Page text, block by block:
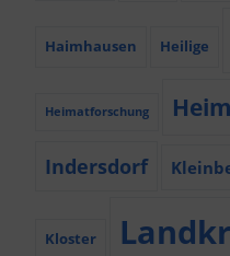
Haimhausen Heilige
Heimatforschung
Indersdorf
Kloster